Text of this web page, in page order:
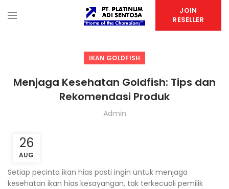
JOIN
RESELLER
IKAN GOLDFISH
Menjaga Kesehatan Goldfish: Tips dan
Rekomendasi Produk
Admin
26
AUG
Setiap pecinta ikan hias pasti ingin untuk menjaga
kesehatan ikan hias kesayangan, tak terkecuali pemilik